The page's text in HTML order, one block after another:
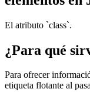
El atributo `class`.
¿Para qué
Para ofrecer
etiqueta flotante al